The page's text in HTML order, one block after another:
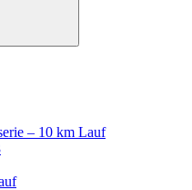
– 10 km Lauf